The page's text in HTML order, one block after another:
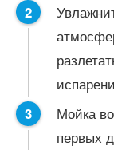
Мойка
первых